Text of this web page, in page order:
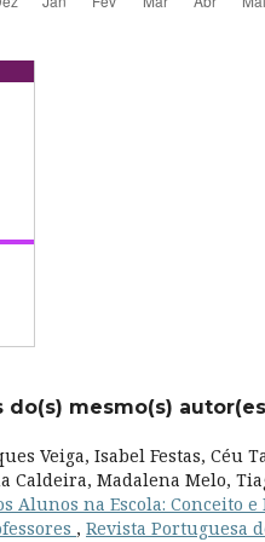
mesmo(s)
Veiga, Isabel Festas, Céu
Caldeira, Madalena Melo,
Alunos na Escola: Conceito
, Revista Portuguesa